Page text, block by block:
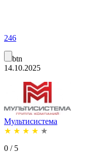
246
btn
14.10.2025
Мультисистема
★ ★ ★ ★ ★
0 / 5